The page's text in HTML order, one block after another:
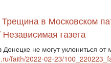
в Московском
газета
не могут уклониться от
faith/2022-02-23/